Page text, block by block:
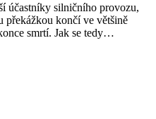
účastníky silničního provozu,
překážkou končí ve většině
smrtí. Jak se tedy…